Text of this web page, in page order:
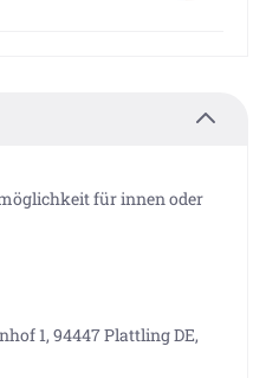
für innen oder
1, 94447 Plattling DE,